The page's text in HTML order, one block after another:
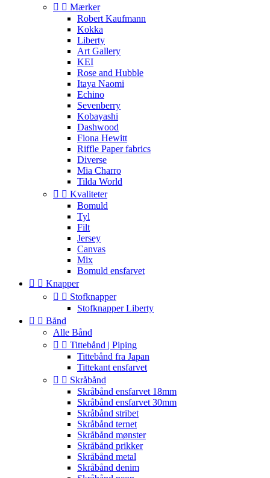
  Mærker
Robert Kaufmann
Kokka
Liberty
Art Gallery
KEI
Rose and Hubble
Itaya Naomi
Echino
Sevenberry
Kobayashi
Dashwood
Fiona Hewitt
Riffle Paper fabrics
Diverse
Mia Charro
Tilda World
  Kvaliteter
Bomuld
Tyl
Filt
Jersey
Canvas
Mix
Bomuld ensfarvet
  Knapper
  Stofknapper
Stofknapper Liberty
  Bånd
Alle Bånd
  Tittebånd | Piping
Tittebånd fra Japan
Tittekant ensfarvet
  Skråbånd
Skråbånd ensfarvet 18mm
Skråbånd ensfarvet 30mm
Skråbånd stribet
Skråbånd ternet
Skråbånd mønster
Skråbånd prikker
Skråbånd metal
Skråbånd denim